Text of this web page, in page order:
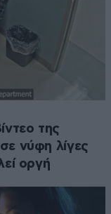
της
νύφη λίγες
οργή